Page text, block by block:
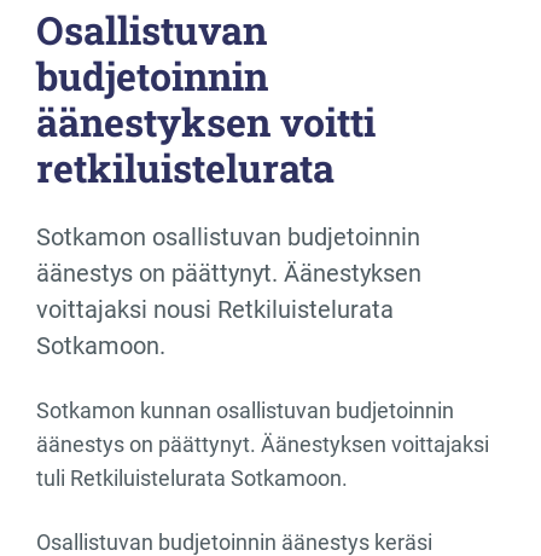
Osallistuvan
budjetoinnin
äänestyksen voitti
retkiluistelurata
Sotkamon osallistuvan budjetoinnin
äänestys on päättynyt. Äänestyksen
voittajaksi nousi Retkiluistelurata
Sotkamoon.
Sotkamon kunnan osallistuvan budjetoinnin
äänestys on päättynyt. Äänestyksen voittajaksi
tuli Retkiluistelurata Sotkamoon.
Osallistuvan budjetoinnin äänestys keräsi